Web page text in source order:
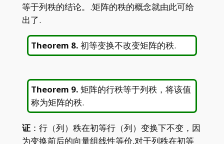
等于列秩的结论。.矩阵的秩的概念就由此可给
出了.
Theorem 8. 初等变换不改变矩阵的秩.
Theorem 9. 矩阵的行秩等于列秩，将该值
称为矩阵的秩.
证：行（列）秩在初等行（列）变换下不变，因
为变换前后的向量组线性等价.对于列秩在初等